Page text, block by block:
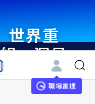
世界重
組・洞見
未來 與
世界領袖
職場雷達